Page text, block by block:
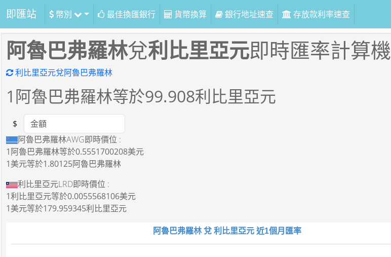
即匯站 幣別 最佳換匯銀行 貨幣換算 銀行地址速查 存放款利率速查
阿魯巴弗羅林兌利比里亞元即時匯率計算機
利比里亞元兌阿魯巴弗羅林
1阿魯巴弗羅林等於99.908利比里亞元
Amount
$
阿魯巴弗羅林AWG即時價位 :
1阿魯巴弗羅林等於0.5551700208美元
1美元等於1.80125阿魯巴弗羅林
利比里亞元LRD即時價位 :
1利比里亞元等於0.0055568106美元
1美元等於179.959345利比里亞元
阿魯巴弗羅林 兌 利比里亞元 近1個月匯率